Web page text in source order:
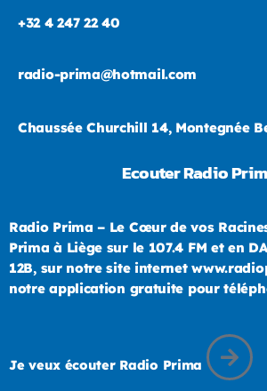
+32 4 247 22 40
radio-prima@hotmail.com
Chaussée Churchill 14, Montegnée
Ecouter Radio
Radio Prima – Le Cœur de vos
Prima à Liège sur le 107.4 FM et en
12B, sur notre site internet
notre application gratuite pour
Je veux écouter Radio Prima